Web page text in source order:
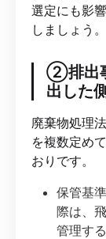
選定にも影
しましょう。
②排出
出した
廃棄物処理
を複数定め
おりです。
保管基
際は、
管理する